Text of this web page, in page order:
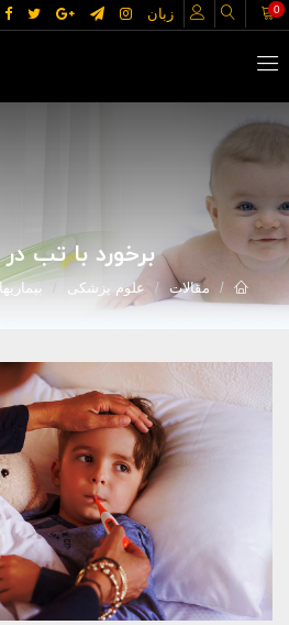
زبان 0
برخورد با تب
مقالات علوم پزشکی بیماریها